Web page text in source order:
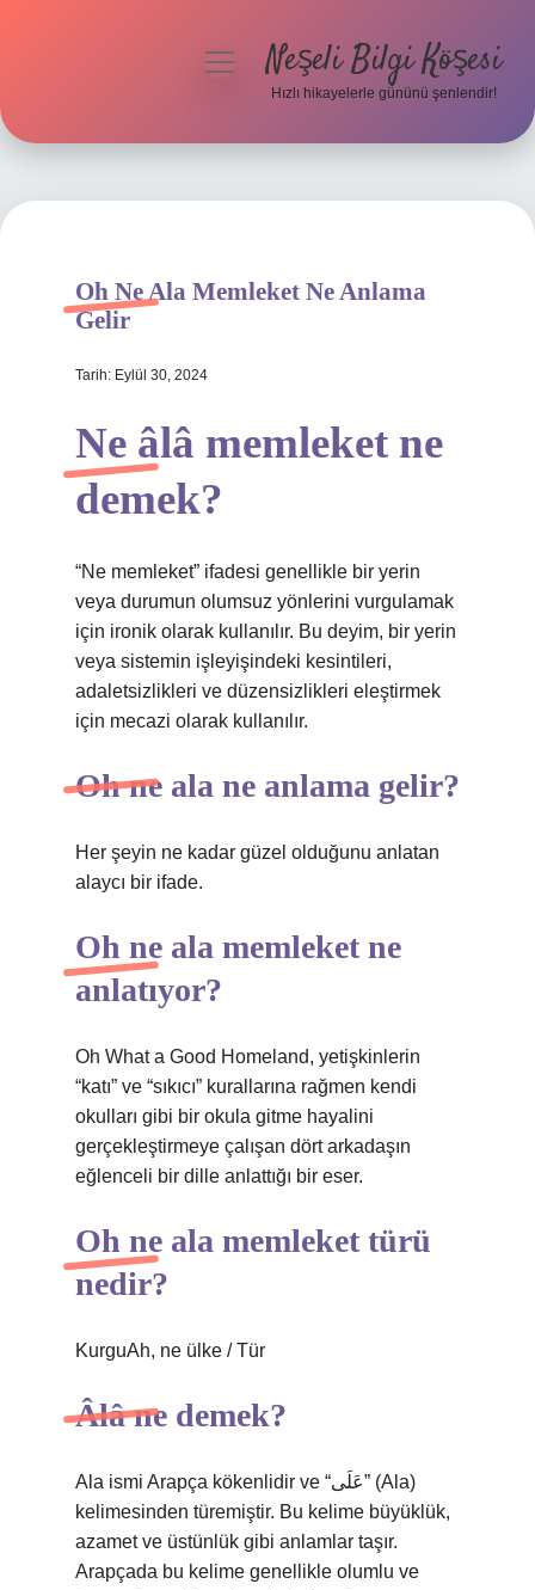
Hakkımızda
menüyüNeşeli Bilgi Köşesi
Hızlı hikayelerle gününü şenlendir!
Oh Ne Ala Memleket Ne Anlama
Gelir
Tarih: Eylül 30, 2024
Ne âlâ memleket ne
demek?
“Ne memleket” ifadesi genellikle bir yerin
veya durumun olumsuz yönlerini vurgulamak
için ironik olarak kullanılır. Bu deyim, bir yerin
veya sistemin işleyişindeki kesintileri,
adaletsizlikleri ve düzensizlikleri eleştirmek
için mecazi olarak kullanılır.
Oh ne ala ne anlama gelir?
Her şeyin ne kadar güzel olduğunu anlatan
alaycı bir ifade.
Oh ne ala memleket ne
anlatıyor?
Oh What a Good Homeland, yetişkinlerin
“katı” ve “sıkıcı” kurallarına rağmen kendi
okulları gibi bir okula gitme hayalini
gerçekleştirmeye çalışan dört arkadaşın
eğlenceli bir dille anlattığı bir eser.
Oh ne ala memleket türü
nedir?
KurguAh, ne ülke / Tür
Âlâ ne demek?
Ala ismi Arapça kökenlidir ve “عَلَى” (Ala)
kelimesinden türemiştir. Bu kelime büyüklük,
azamet ve üstünlük gibi anlamlar taşır.
Arapçada bu kelime genellikle olumlu ve